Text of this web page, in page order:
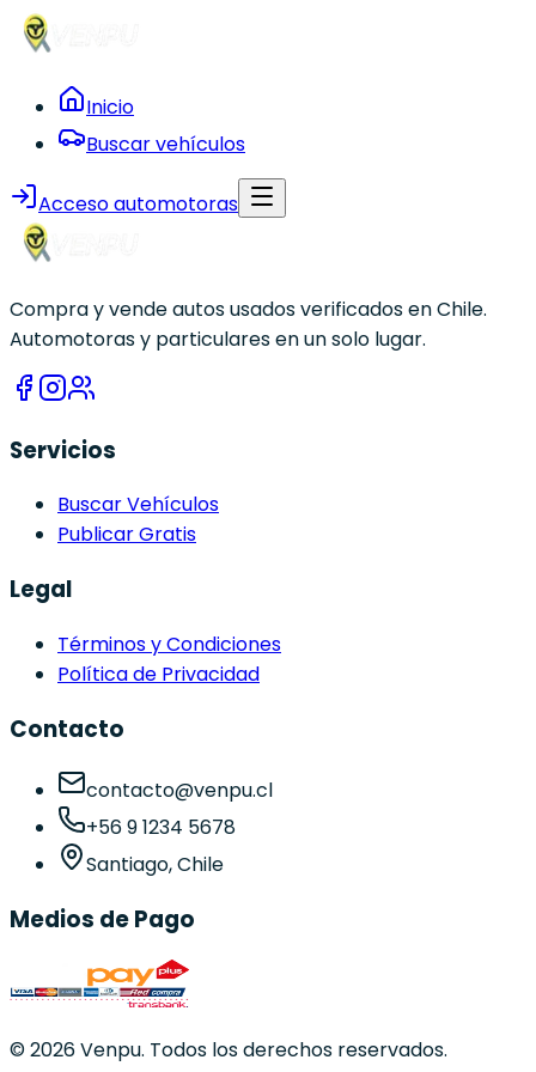
Inicio
Buscar vehículos
Acceso automotoras
Compra y vende autos usados verificados en Chile.
Automotoras y particulares en un solo lugar.
Servicios
Buscar Vehículos
Publicar Gratis
Legal
Términos y Condiciones
Política de Privacidad
Contacto
contacto@venpu.cl
+56 9 1234 5678
Santiago, Chile
Medios de Pago
©2026Venpu. Todos los derechos reservados.